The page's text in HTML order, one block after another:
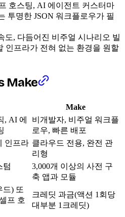
호스팅, AI 에이전트 커스터마
투명한 JSON 워크플로우가 필
도, 다듬어진 비주얼 시나리오 빌
인프라가 전혀 없는 환경을 원할
Make
Make
, AI 에
비개발자, 비주얼 워크플
로우, 빠른 배포
인프라 클라우드 전용, 완전 관
리형
텀
3,000개 이상의 사전 구
축 앱과 모듈
드) 또
프 호
크레딧 과금(액션 1회당
대부분 1크레딧)